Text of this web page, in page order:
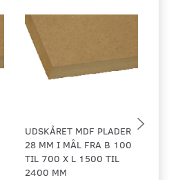
UDSKÅRET MDF PLADER
28 MM I MÅL FRA B 100
TIL 700 X L 1500 TIL
2400 MM